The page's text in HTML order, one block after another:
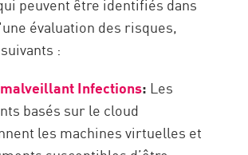
peuvent être identifiés dans
évaluation des risques,
:
Infections: Les
basés sur le cloud
les machines virtuelles et